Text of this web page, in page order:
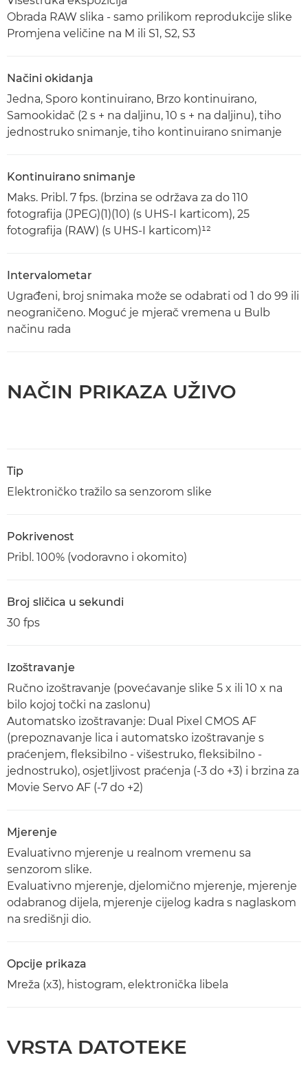
Obrada RAW slika - samo prilikom reprodukcije slike
Promjena veličine na M ili S1, S2, S3
Načini okidanja
Jedna, Sporo kontinuirano, Brzo kontinuirano,
Samookidač (2 s + na daljinu, 10 s + na daljinu), tiho
jednostruko snimanje, tiho kontinuirano snimanje
Kontinuirano snimanje
Maks. Pribl. 7 fps. (brzina se održava za do 110
fotografija (JPEG)(1)(10) (s UHS-I karticom), 25
fotografija (RAW) (s UHS-I karticom)¹²
Intervalometar
Ugrađeni, broj snimaka može se odabrati od 1 do 99 ili
neograničeno. Moguć je mjerač vremena u Bulb
načinu rada
NAČIN PRIKAZA UŽIVO
Tip
Elektroničko tražilo sa senzorom slike
Pokrivenost
Pribl. 100% (vodoravno i okomito)
Broj sličica u sekundi
30 fps
Izoštravanje
Ručno izoštravanje (povećavanje slike 5 x ili 10 x na
bilo kojoj točki na zaslonu)
Automatsko izoštravanje: Dual Pixel CMOS AF
(prepoznavanje lica i automatsko izoštravanje s
praćenjem, fleksibilno - višestruko, fleksibilno -
jednostruko), osjetljivost praćenja (-3 do +3) i brzina za
Movie Servo AF (-7 do +2)
Mjerenje
Evaluativno mjerenje u realnom vremenu sa
senzorom slike.
Evaluativno mjerenje, djelomično mjerenje, mjerenje
odabranog dijela, mjerenje cijelog kadra s naglaskom
na središnji dio.
Opcije prikaza
Mreža (x3), histogram, elektronička libela
VRSTA DATOTEKE